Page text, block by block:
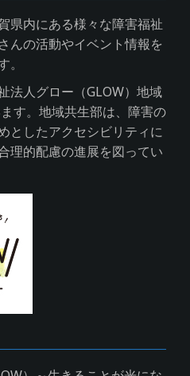
県内にある様々な障害福祉
んの活動やイベント情報を
法人グロー（GLOW）地域
す。地域共生部は、障害の
としたアクセシビリティに
理的配慮の進展を図ってい